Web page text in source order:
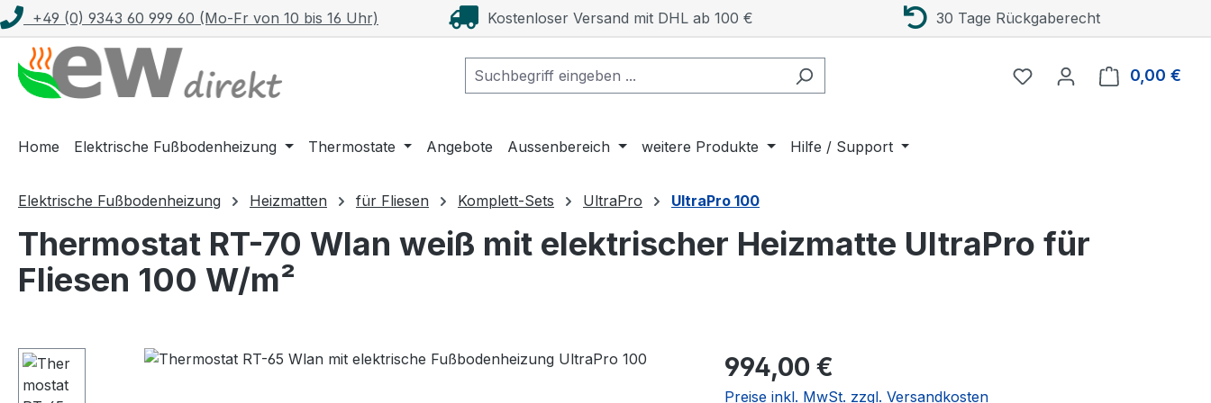
Hauptinhalt springen
Zur Suche springen
Zur Hauptnavigation springen
+49 (0) 9343 60 999 60 (Mo-Fr von 10 bis 16 Uhr) Kostenloser Versand mit DHL ab 100 € 30 Tage Rückgaberecht
0,00 €
Home Elektrische Fußbodenheizung Thermostate Angebote Aussenbereich weitere Produkte Hilfe / Support
Elektrische Fußbodenheizung Heizmatten für Fliesen Komplett-Sets UltraPro UltraPro 100
Thermostat RT-70 Wlan weiß mit elektrischer Heizmatte UltraPro für
Fliesen 100 W/m²
Bildergalerie überspringen Regulärer Preis:
994,00 €
Preise inkl. MwSt. zzgl. Versandkosten